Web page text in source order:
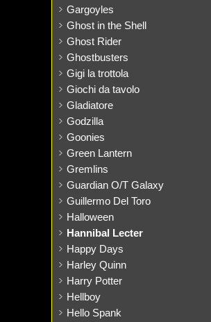
Gargoyles
Ghost in the Shell
Ghost Rider
Ghostbusters
Gigi la trottola
Giochi da tavolo
Gladiatore
Godzilla
Goonies
Green Lantern
Gremlins
Guardian O/T Galaxy
Guillermo Del Toro
Halloween
Hannibal Lecter
Happy Days
Harley Quinn
Harry Potter
Hellboy
Hello Spank